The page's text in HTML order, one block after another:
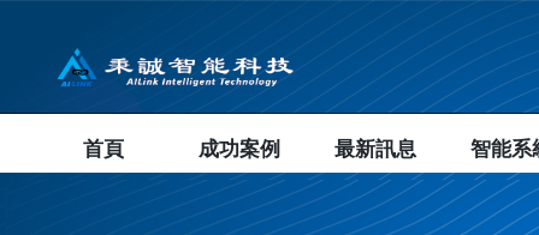
首頁 成功案例 最新訊息 智能系